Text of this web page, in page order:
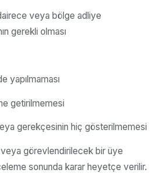
veya bölge adliye
gerekli olması
yapılmaması
getirilmemesi
gerekçesinin hiç gösterilmemesi
görevlendirilecek bir üye
sonunda karar heyetçe verilir.